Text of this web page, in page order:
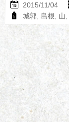
2015/11/04
城郭 島根 山